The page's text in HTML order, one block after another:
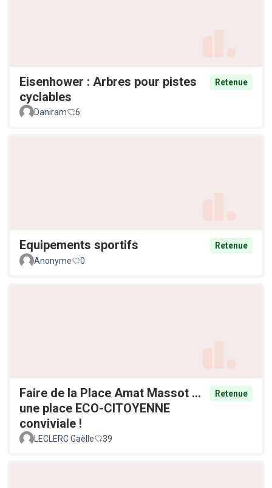
Eisenhower : Arbres pour pistes
cyclables
Retenue
Daniram 6
Equipements sportifs
Retenue
Anonyme
0
Faire de la Place Amat Massot ...
une place ECO-CITOYENNE
conviviale !
Retenue
LECLERC Gaëlle 39